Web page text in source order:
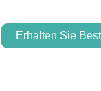
Erhalten Sie